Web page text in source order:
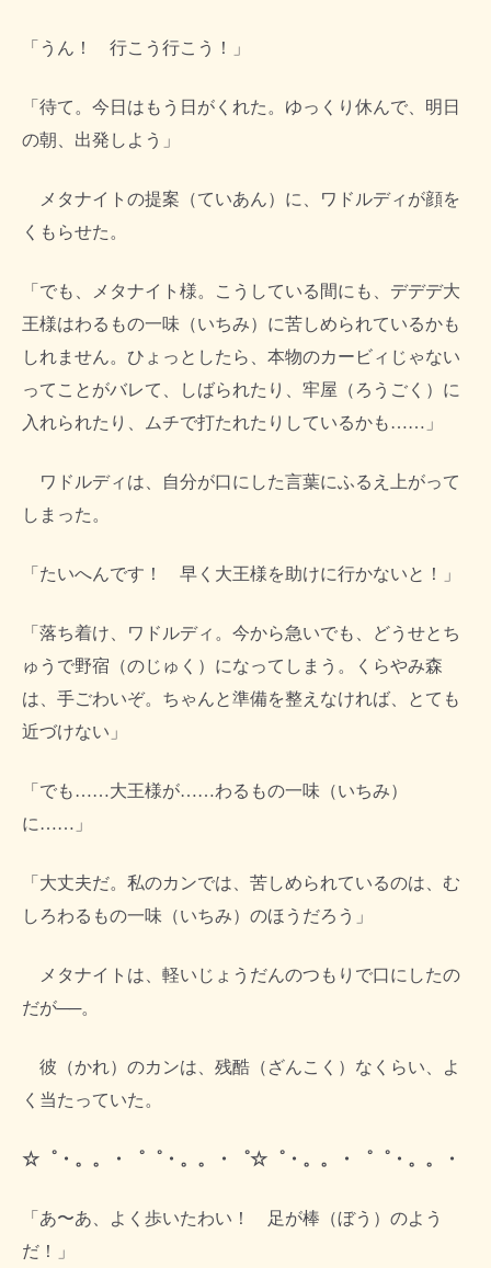
「うん！ 行こう行こう！」
「待て。今日はもう日がくれた。ゆっくり休んで、明日
の朝、出発しよう」
メタナイトの提案（ていあん）に、ワドルディが顔を
くもらせた。
「でも、メタナイト様。こうしている間にも、デデデ大
王様はわるもの一味（いちみ）に苦しめられているかも
しれません。ひょっとしたら、本物のカービィじゃない
ってことがバレて、しばられたり、牢屋（ろうごく）に
入れられたり、ムチで打たれたりしているかも……」
ワドルディは、自分が口にした言葉にふるえ上がって
しまった。
「たいへんです！ 早く大王様を助けに行かないと！」
「落ち着け、ワドルディ。今から急いでも、どうせとち
ゅうで野宿（のじゅく）になってしまう。くらやみ森
は、手ごわいぞ。ちゃんと準備を整えなければ、とても
近づけない」
「でも……大王様が……わるもの一味（いちみ）
に……」
「大丈夫だ。私のカンでは、苦しめられているのは、む
しろわるもの一味（いちみ）のほうだろう」
メタナイトは、軽いじょうだんのつもりで口にしたの
だが──。
彼（かれ）のカンは、残酷（ざんこく）なくらい、よ
く当たっていた。
☆゜・。。・゜゜・。。・゜☆゜・。。・゜゜・。。・
「あ〜あ、よく歩いたわい！ 足が棒（ぼう）のよう
だ！」